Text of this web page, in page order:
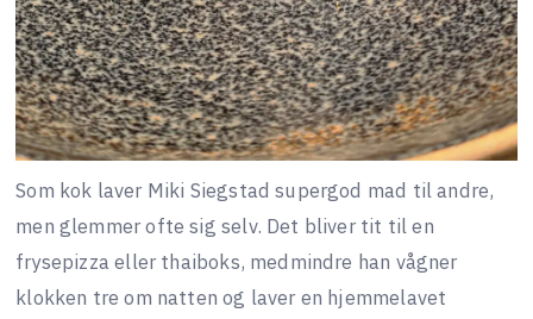
Som kok laver Miki Siegstad supergod mad til andre,
men glemmer ofte sig selv. Det bliver tit til en
frysepizza eller thaiboks, medmindre han vågner
klokken tre om natten og laver en hjemmelavet